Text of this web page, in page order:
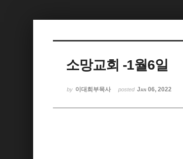
소망교회 -1월6일
by 이대희부목사 posted Jan 06, 2022
케치북5
케치북5